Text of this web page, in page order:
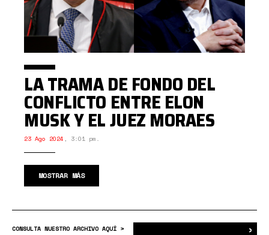
LA TRAMA DE FONDO DEL
CONFLICTO ENTRE ELON
MUSK Y EL JUEZ MORAES
23 Ago 2024 , 3:01 pm.
MOSTRAR MÁS
CONSULTA NUESTRO ARCHIVO AQUÍ > ›